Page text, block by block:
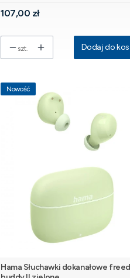
Cena
107,00 zł
szt. Dodaj do
Nowość
Hama Słuchawki dokanałowe